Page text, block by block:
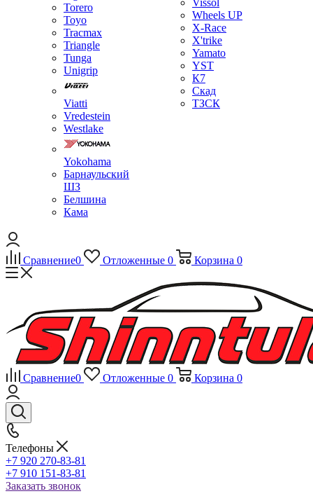
Torero
Toyo
Tracmax
Triangle
Tunga
Unigrip
Viatti
Vredestein
Westlake
Yokohama
Барнаульский
ШЗ
Белшина
Кама
Vissol
Wheels UP
X-Race
X'trike
Yamato
YST
К7
Скад
ТЗСК
Сравнение0 Отложенные 0 Корзина 0
Сравнение0 Отложенные 0 Корзина 0
Телефоны
+7 920 270-83-81
+7 910 151-83-81
Заказать звонок